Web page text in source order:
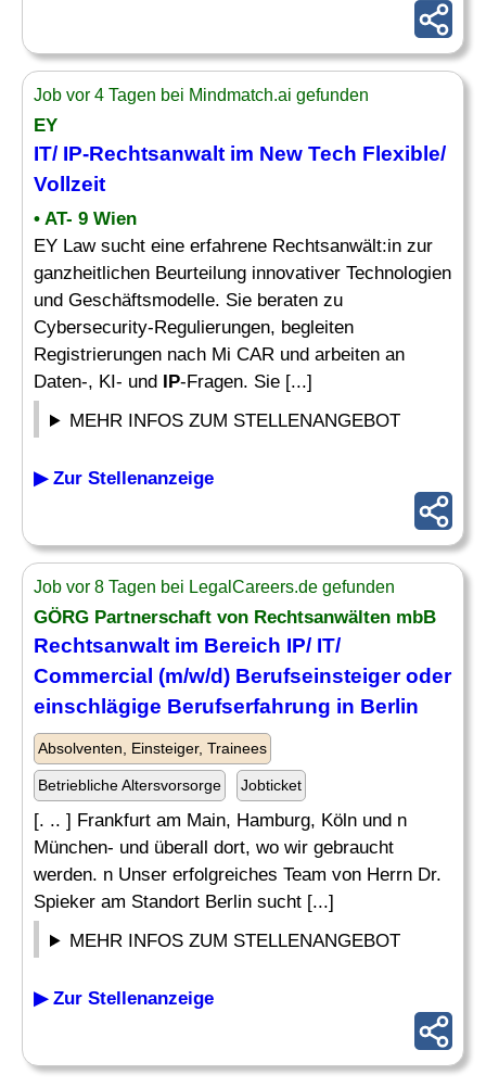
Job vor 4 Tagen bei Mindmatch.ai gefunden
EY
IT/ IP-Rechtsanwalt im New Tech Flexible/
Vollzeit
• AT- 9 Wien
EY Law sucht eine erfahrene Rechtsanwält:in zur
ganzheitlichen Beurteilung innovativer Technologien
und Geschäftsmodelle. Sie beraten zu
Cybersecurity-Regulierungen, begleiten
Registrierungen nach Mi CAR und arbeiten an
Daten-, KI- und IP-Fragen. Sie [...]
MEHR INFOS ZUM STELLENANGEBOT
▶ Zur Stellenanzeige
Job vor 8 Tagen bei LegalCareers.de gefunden
GÖRG Partnerschaft von Rechtsanwälten mbB
Rechtsanwalt im Bereich IP/ IT/
Commercial (m/w/d) Berufseinsteiger oder
einschlägige Berufserfahrung in Berlin
Absolventen, Einsteiger, Trainees
Betriebliche Altersvorsorge Jobticket
[. .. ] Frankfurt am Main, Hamburg, Köln und n
München- und überall dort, wo wir gebraucht
werden. n Unser erfolgreiches Team von Herrn Dr.
Spieker am Standort Berlin sucht [...]
MEHR INFOS ZUM STELLENANGEBOT
▶ Zur Stellenanzeige